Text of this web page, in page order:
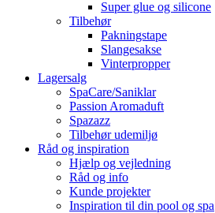
Super glue og silicone
Tilbehør
Pakningstape
Slangesakse
Vinterpropper
Lagersalg
SpaCare/Saniklar
Passion Aromaduft
Spazazz
Tilbehør udemiljø
Råd og inspiration
Hjælp og vejledning
Råd og info
Kunde projekter
Inspiration til din pool og spa